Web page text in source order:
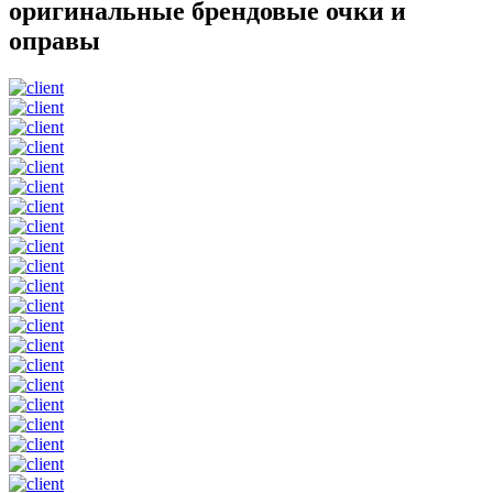
оригинальные брендовые очки и
оправы